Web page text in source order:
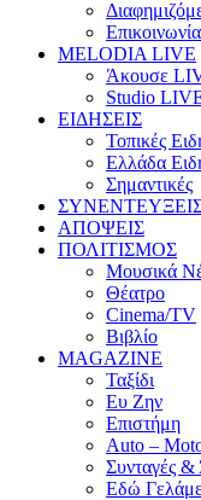
Επικοινωνία
MELODIA LIVE
Άκουσε
Studio
ΕΙΔΗΣΕΙΣ
Τοπικές
Ελλάδα
Σημαντικές
ΑΠΟΨΕΙΣ
ΠΟΛΙΤΙΣΜΟΣ
Μουσικά
Θέατρο
Cinema/TV
Βιβλίο
MAGAZINE
Ταξίδι
Ευ Ζην
Επιστήμη
Auto –
Συνταγές
Εδώ Γελάμε